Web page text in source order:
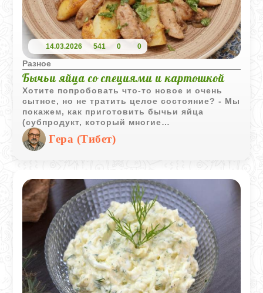
14.03.2026 541 0 0
Разное
Бычьи яйца со специями и картошкой
Хотите попробовать что-то новое и очень
сытное, но не тратить целое состояние? - Мы
покажем, как приготовить бычьи яйца
(субпродукт, который многие
недооценивают) так, чтобы они получились
мягкими, нежными и невероятно вкусными.
Вкус похож на очень нежную телятину, а в
компании ароматных специй и жареной
Гера (Тибет)